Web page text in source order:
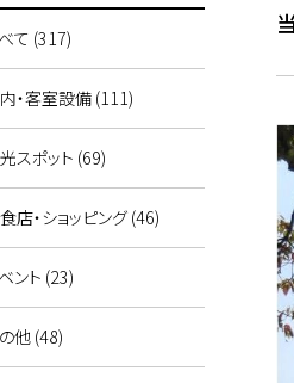
て (317)
・客室設備 (111)
スポット (69)
店・ショッピング (46)
ント (23)
他 (48)